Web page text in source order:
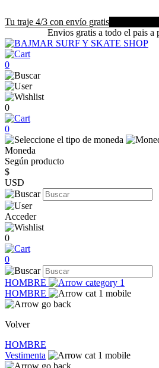
Tu traje 4/3 con envío gratis
Envios gratis a todo el pais a
0
0
0
Moneda
Según producto
$
USD
Acceder
0
0
HOMBRE
HOMBRE
Volver
HOMBRE
Vestimenta